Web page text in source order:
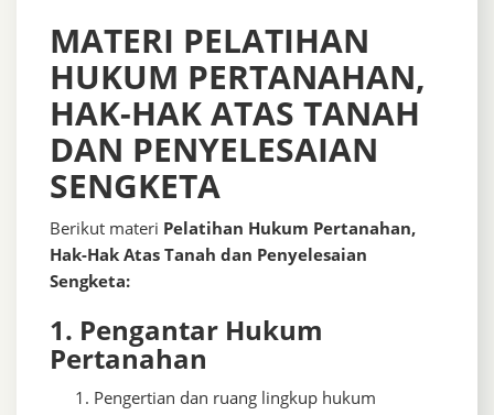
MATERI PELATIHAN
HUKUM PERTANAHAN,
HAK-HAK ATAS TANAH
DAN PENYELESAIAN
SENGKETA
Berikut materi Pelatihan Hukum Pertanahan,
Hak-Hak Atas Tanah dan Penyelesaian
Sengketa:
1. Pengantar Hukum
Pertanahan
Pengertian dan ruang lingkup hukum